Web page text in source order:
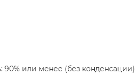
90% или менее (без конденсации)